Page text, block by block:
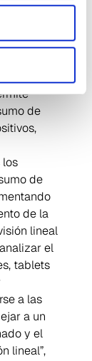
y
el
Cross
de
los
de
de la
lineal
el
tablets
a las
a un
y el
lineal”,